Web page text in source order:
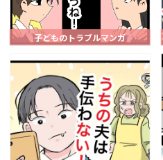
子どものトラブルマンガ